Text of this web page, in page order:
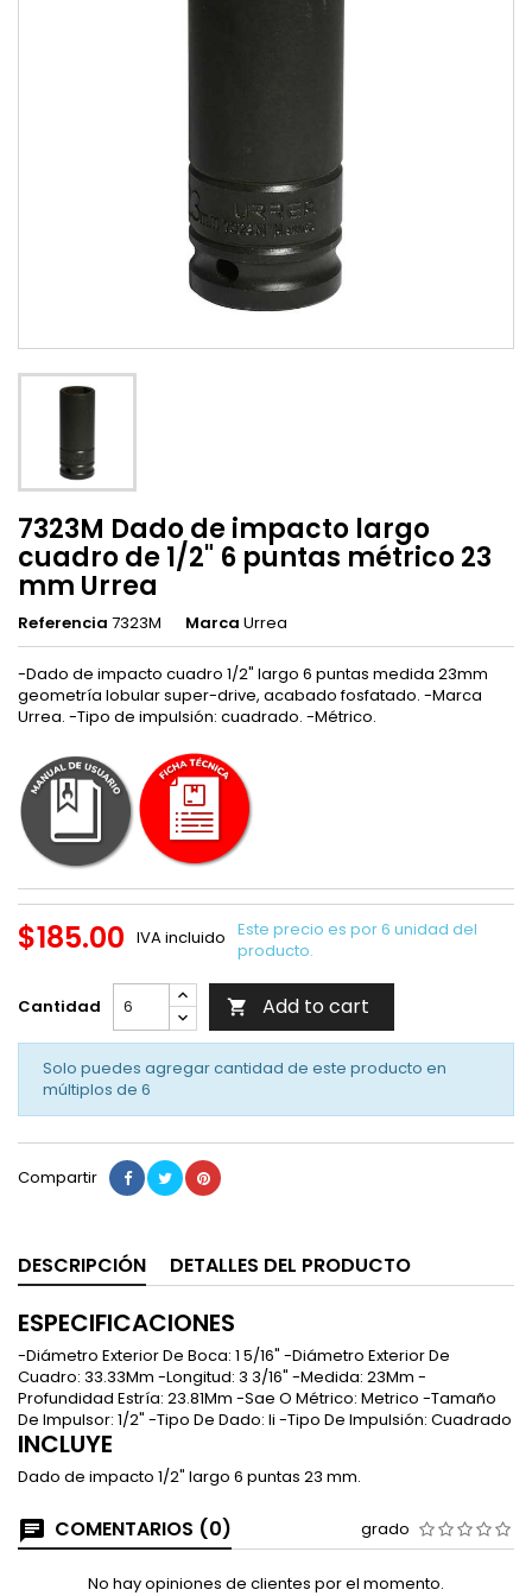
7323M Dado de impacto largo
cuadro de 1/2" 6 puntas métrico 23
mm Urrea
Referencia 7323M Marca Urrea
-Dado de impacto cuadro 1/2" largo 6 puntas medida 23mm
geometría lobular super-drive, acabado fosfatado. -Marca
Urrea. -Tipo de impulsión: cuadrado. -Métrico.
$185.00 IVA incluido Este precio es por 6 unidad del
producto.
Cantidad  Add to cart
Solo puedes agregar cantidad de este producto en
múltiplos de 6
Compartir
DESCRIPCIÓN DETALLES DEL PRODUCTO
ESPECIFICACIONES
-Diámetro Exterior De Boca: 1 5/16" -Diámetro Exterior De
Cuadro: 33.33Mm -Longitud: 3 3/16" -Medida: 23Mm -
Profundidad Estría: 23.81Mm -Sae O Métrico: Metrico -Tamaño
De Impulsor: 1/2" -Tipo De Dado: Ii -Tipo De Impulsión: Cuadrado
INCLUYE
Dado de impacto 1/2" largo 6 puntas 23 mm.
COMENTARIOS (0) grado
No hay opiniones de clientes por el momento.